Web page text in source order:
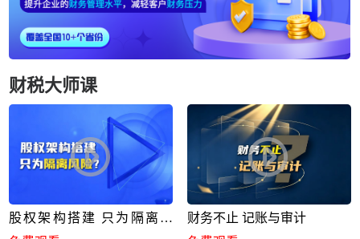
财税大师课
股权架构搭建 只为隔离风
险？
财务不止 记账与审计